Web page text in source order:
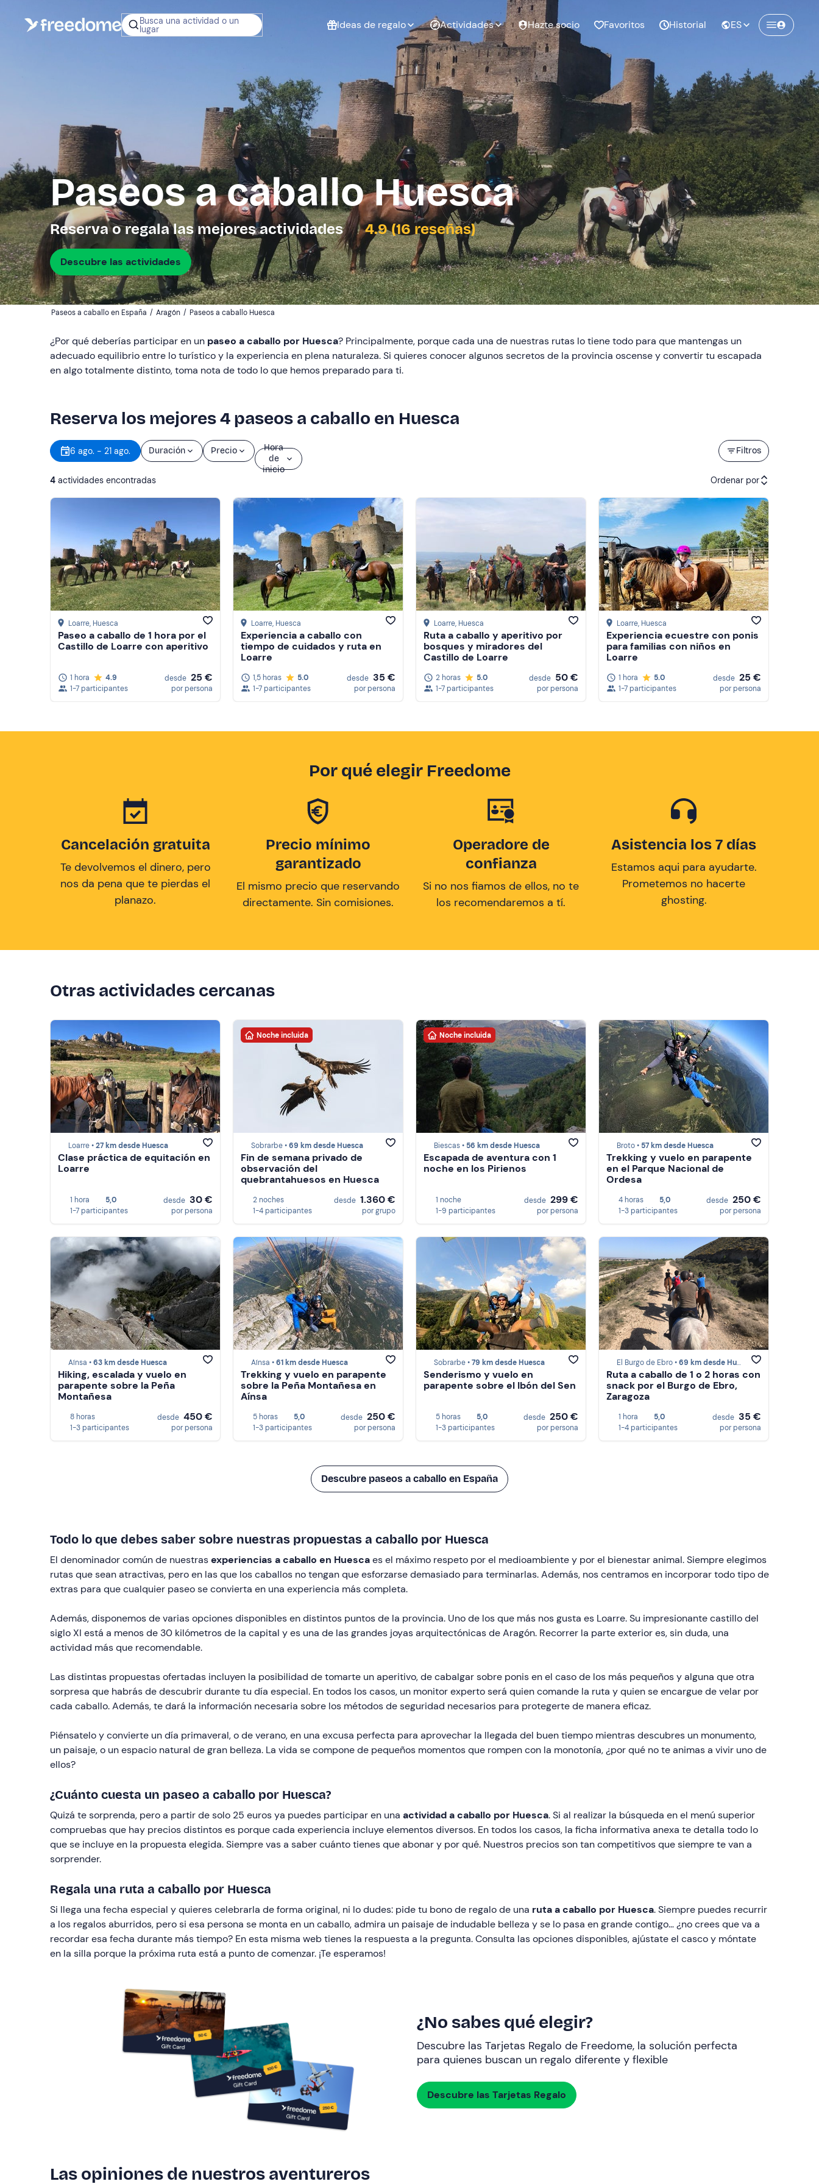
Busca una actividad o un
lugar Ideas de regalo
regalar?
Tarjeta Regalo
Freedome
Un regalo digital que te
permite elegir
experiencias al aire libre
en toda España
Regala una tarjeta
Experiencias
para regalar
Experiencias
para regalar
en pareja
Regalo de
cumpleaños
Regalo de
graduación
Despedida de
soltero
Despedida de
soltera
Actividades Hazte socio Favoritos Historial ES
Paseos a caballo Huesca
Reserva o regala las mejores actividades 4.9 (16 reseñas)
Descubre las actividades
Paseos a caballo en España / Aragón / Paseos a caballo Huesca
¿Por qué deberías participar en un paseo a caballo por Huesca? Principalmente, porque cada una de nuestras rutas lo tiene todo para que mantengas un
adecuado equilibrio entre lo turístico y la experiencia en plena naturaleza. Si quieres conocer algunos secretos de la provincia oscense y convertir tu escapada
en algo totalmente distinto, toma nota de todo lo que hemos preparado para ti.
Reserva los mejores 4 paseos a caballo en Huesca
Filtros
6 ago. - 21 ago. Duración Precio
Hora
de
inicio
4 actividades encontradas Ordenar por
Actividades recomendadas
Precio (de menor a mayor)
Precio (de mayor a menor)
Reseñas
Loarre, Huesca
Paseo a caballo de 1 hora por el
Castillo de Loarre con aperitivo
1 hora
4.9
1-7 participantes
desde 25 €
por persona
Loarre, Huesca
Experiencia a caballo con
tiempo de cuidados y ruta en
Loarre
1,5 horas
5.0
1-7 participantes
desde 35 €
por persona
Loarre, Huesca
Ruta a caballo y aperitivo por
bosques y miradores del
Castillo de Loarre
2 horas
5.0
1-7 participantes
desde 50 €
por persona
Loarre, Huesca
Experiencia ecuestre con ponis
para familias con niños en
Loarre
1 hora
5.0
1-7 participantes
desde 25 €
por persona
Por qué elegir Freedome
Cancelación gratuita
Te devolvemos el dinero, pero
nos da pena que te pierdas el
planazo.
Precio mínimo
garantizado
El mismo precio que reservando
directamente. Sin comisiones.
Operadore de
confianza
Si no nos fiamos de ellos, no te
los recomendaremos a tí.
Asistencia los 7 días
Estamos aqui para ayudarte.
Prometemos no hacerte
ghosting.
Otras actividades cercanas
Loarre •27 km desde Huesca
Clase práctica de equitación en
Loarre
1 hora
5,0
1-7 participantes
desde 30 €
por persona
Noche incluida
Sobrarbe •69 km desde Huesca
Fin de semana privado de
observación del
quebrantahuesos en Huesca
2 noches
1-4 participantes
desde 1.360 €
por grupo
Noche incluida
Biescas • 56 km desde Huesca
Escapada de aventura con 1
noche en los Pirienos
1 noche
1-9 participantes
desde 299 €
por persona
Broto • 57 km desde Huesca
Trekking y vuelo en parapente
en el Parque Nacional de
Ordesa
4 horas
5,0
1-3 participantes
desde 250 €
por persona
Aínsa •63 km desde Huesca
Hiking, escalada y vuelo en
parapente sobre la Peña
Montañesa
8 horas
1-3 participantes
desde 450 €
por persona
Aínsa •61 km desde Huesca
Trekking y vuelo en parapente
sobre la Peña Montañesa en
Aínsa
5 horas
5,0
1-3 participantes
desde 250 €
por persona
Sobrarbe •79 km desde Huesca
Senderismo y vuelo en
parapente sobre el Ibón del Sen
5 horas
5,0
1-3 participantes
desde 250 €
por persona
El Burgo de Ebro •69 km desde Huesca
Ruta a caballo de 1 o 2 horas con
snack por el Burgo de Ebro,
Zaragoza
1 hora
5,0
1-4 participantes
desde 35 €
por persona
Descubre paseos a caballo en España
Todo lo que debes saber sobre nuestras propuestas a caballo por Huesca
El denominador común de nuestrasexperiencias a caballo en Huescaes el máximo respeto por el medioambiente y por el bienestar animal. Siempre elegimos
rutas que sean atractivas, pero en las que los caballos no tengan que esforzarse demasiado para terminarlas. Además, nos centramos en incorporar todo tipo de
extras para que cualquier paseo se convierta en una experiencia más completa.
Además, disponemos de varias opciones disponibles en distintos puntos de la provincia. Uno de los que más nos gusta es Loarre. Su impresionante castillo del
siglo XI está a menos de 30 kilómetros de la capital y es una de las grandes joyas arquitectónicas de Aragón. Recorrer la parte exterior es, sin duda, una
actividad más que recomendable.
Las distintas propuestas ofertadas incluyen la posibilidad de tomarte un aperitivo, de cabalgar sobre ponis en el caso de los más pequeños y alguna que otra
sorpresa que habrás de descubrir durante tu día especial. En todos los casos, un monitor experto será quien comande la ruta y quien se encargue de velar por
cada caballo. Además, te dará la información necesaria sobre los métodos de seguridad necesarios para protegerte de manera eficaz.
Piénsatelo y convierte un día primaveral, o de verano, en una excusa perfecta para aprovechar la llegada del buen tiempo mientras descubres un monumento,
un paisaje, o un espacio natural de gran belleza. La vida se compone de pequeños momentos que rompen con la monotonía, ¿por qué no te animas a vivir uno de
ellos?
¿Cuánto cuesta un paseo a caballo por Huesca?
Quizá te sorprenda, pero a partir de solo 25 euros ya puedes participar en una actividad a caballo por Huesca. Si al realizar la búsqueda en el menú superior
compruebas que hay precios distintos es porque cada experiencia incluye elementos diversos. En todos los casos, la ficha informativa anexa te detalla todo lo
que se incluye en la propuesta elegida. Siempre vas a saber cuánto tienes que abonar y por qué. Nuestros precios son tan competitivos que siempre te van a
sorprender.
Regala una ruta a caballo por Huesca
Si llega una fecha especial y quieres celebrarla de forma original, ni lo dudes: pide tu bono de regalo de una ruta a caballo por Huesca. Siempre puedes recurrir
a los regalos aburridos, pero si esa persona se monta en un caballo, admira un paisaje de indudable belleza y se lo pasa en grande contigo… ¿no crees que va a
recordar esa fecha durante más tiempo? En esta misma web tienes la respuesta a la pregunta. Consulta las opciones disponibles, ajústate el casco y móntate
en la silla porque la próxima ruta está a punto de comenzar. ¡Te esperamos!
¿No sabes qué elegir?
Descubre las Tarjetas Regalo de Freedome, la solución perfecta
para quienes buscan un regalo diferente y flexible
Descubre las Tarjetas Regalo
Las opiniones de nuestros aventureros
Crea una cuenta en
Freedome
¡Únete a una comunidad de aventureros
como tú y colecciona recuerdos inolvidables!
Continuar con el email